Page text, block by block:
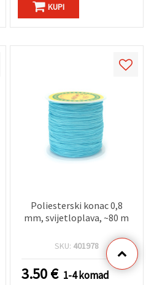
KUPI
Poliesterski konac 0,8
mm, svijetloplava, ~80 m
SKU: 401978
3.50€ 1-4 komad